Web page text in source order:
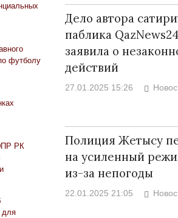
Дело автора
паблика
заявила о
действий
27.01.2025 15:26
Полиция Жетысу
на усиленный
из-за непогоды
22.01.2025 21:05
футболу
РК
для